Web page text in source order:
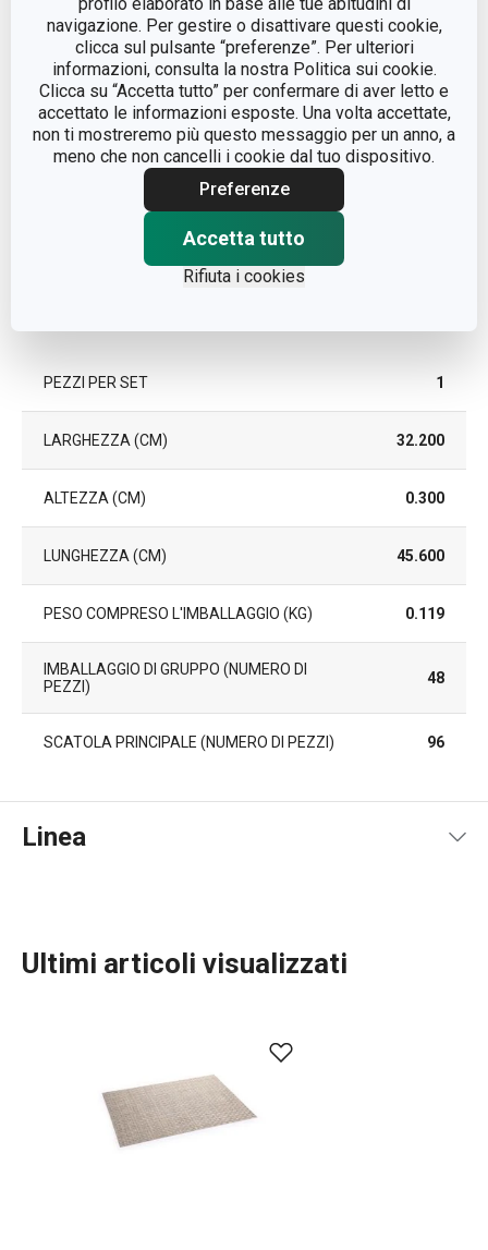
navigazione. Per gestire o disattivare questi cookie,
clicca sul pulsante “preferenze”. Per ulteriori
informazioni, consulta la nostra Politica sui cookie.
Clicca su “Accetta tutto” per confermare di aver letto e
accettato le informazioni esposte. Una volta accettate,
non ti mostreremo più questo messaggio per un anno, a
meno che non cancelli i cookie dal tuo dispositivo.
Preferenze
Accetta tutto
Rifiuta i cookies
COLORE Beige
LAVAGGIO IN LAVASTOVIGLIE No
8595028477597
DURATA DELLA GARANZIA (IN
PEZZI PER SET 1
LARGHEZZA (CM) 32.200
ALTEZZA (CM) 0.300
LUNGHEZZA (CM) 45.600
PESO COMPRESO L'IMBALLAGGIO (KG) 0.119
IMBALLAGGIO DI GRUPPO (NUMERO DI
PEZZI)
48
SCATOLA PRINCIPALE (NUMERO DI PEZZI) 96
Linea
Servire in tavola
Ultimi articoli visualizzati